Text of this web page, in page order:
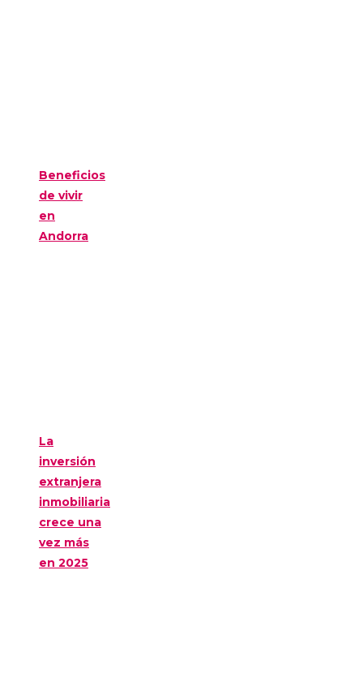
Beneficios
de vivir
en
Andorra
La
inversión
extranjera
inmobiliaria
crece una
vez más
en 2025